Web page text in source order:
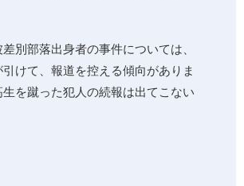
別部落出身者の事件については、
けて、報道を控える傾向がありま
を蹴った犯人の続報は出てこない